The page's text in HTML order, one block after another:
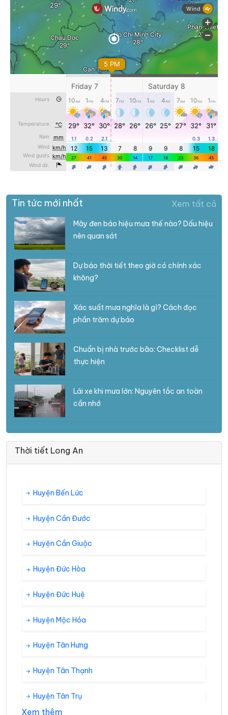
Tin tức mới nhất Xem tất cả
Mây đen báo hiệu mưa thế nào? Dấu hiệu
nên quan sát
Dự báo thời tiết theo giờ có chính xác
không?
Xác suất mưa nghĩa là gì? Cách đọc
phần trăm dự báo
Chuẩn bị nhà trước bão: Checklist dễ
thực hiện
Lái xe khi mưa lớn: Nguyên tắc an toàn
cần nhớ
Thời tiết Long An
Huyện Bến Lức
Huyện Cần Đước
Huyện Cần Giuộc
Huyện Đức Hòa
Huyện Đức Huệ
Huyện Mộc Hóa
Huyện Tân Hưng
Huyện Tân Thạnh
Huyện Tân Trụ
Xem thêm